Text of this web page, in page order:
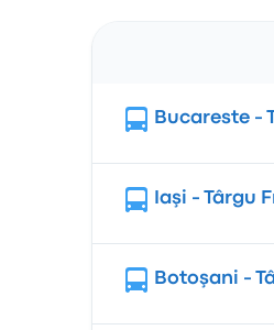
Bucareste -
Iaşi - Târgu
Botoşani -